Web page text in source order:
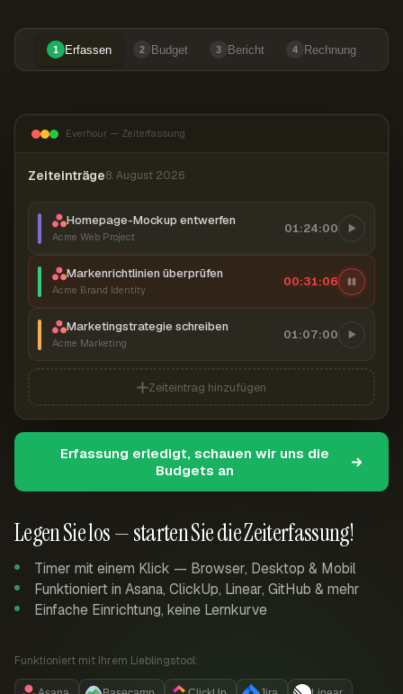
1 Erfassen 2 Budget 3 Bericht 4 Rechnung
Legen Sie los — starten Sie die Zeiterfassung!
Timer mit einem Klick — Browser, Desktop & Mobil
Funktioniert in Asana, ClickUp, Linear, GitHub & mehr
Einfache Einrichtung, keine Lernkurve
Funktioniert mit Ihrem Lieblingstool:
Everhour — Zeiterfassung
Zeiteinträge8. August 2026
Homepage-Mockup entwerfen
Acme Web Project
01:24:00
Markenrichtlinien überprüfen
Acme Brand Identity
00:31:07
Marketingstrategie schreiben
Acme Marketing
01:07:00
Zeiteintrag hinzufügen
Erfassung erledigt, schauen wir uns die
Budgets an